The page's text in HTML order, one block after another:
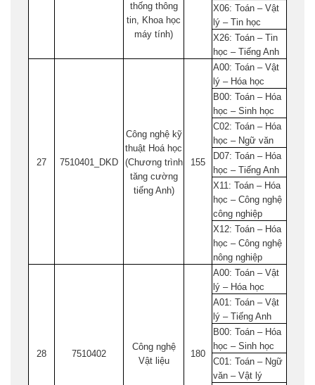
thống thông
tin, Khoa học
máy tính)
X06: Toán – Vật
lý – Tin học
X26: Toán – Tin
học – Tiếng Anh
27 7510401_DKD
Công nghệ kỹ
thuật Hoá học
(Chương trình
tăng cường
tiếng Anh)
155
A00: Toán – Vật
lý – Hóa học
B00: Toán – Hóa
học – Sinh học
C02: Toán – Hóa
học – Ngữ văn
D07: Toán – Hóa
học – Tiếng Anh
X11: Toán – Hóa
học – Công nghệ
công nghiệp
X12: Toán – Hóa
học – Công nghệ
nông nghiệp
28 7510402
Công nghệ
Vật liệu
180
A00: Toán – Vật
lý – Hóa học
A01: Toán – Vật
lý – Tiếng Anh
B00: Toán – Hóa
học – Sinh học
C01: Toán – Ngữ
văn – Vật lý